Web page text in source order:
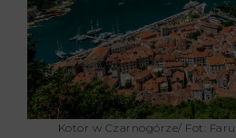
Kotor w Czarnogórze/ Fot: